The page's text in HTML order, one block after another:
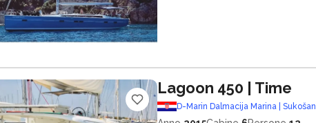
Lagoon 450 | Time
D-Marin Dalmacija Marina | Sukošan